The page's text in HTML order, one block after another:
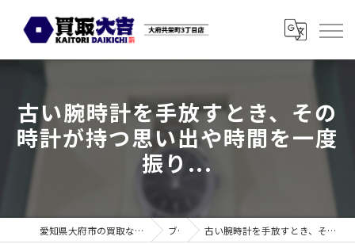
古い腕時計を手放すとき、その
時計が持つ思い出や時間を一度
振り...
愛知県大府市の買取なら買取大吉 大府共栄町3丁目店 ブログ 古い腕時計を手放すとき、その時計が持つ思い出や時間を一度振り...